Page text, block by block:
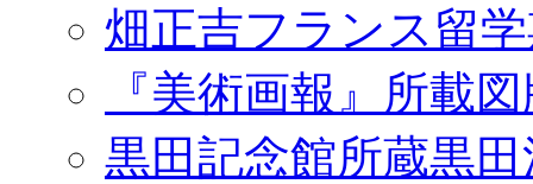
畑正吉フランス留
『美術画報』所載
黒田記念館所蔵黒